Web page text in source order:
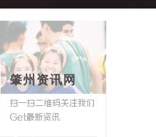
肇州资讯网
扫一扫二维码关注我们
Get最新资讯